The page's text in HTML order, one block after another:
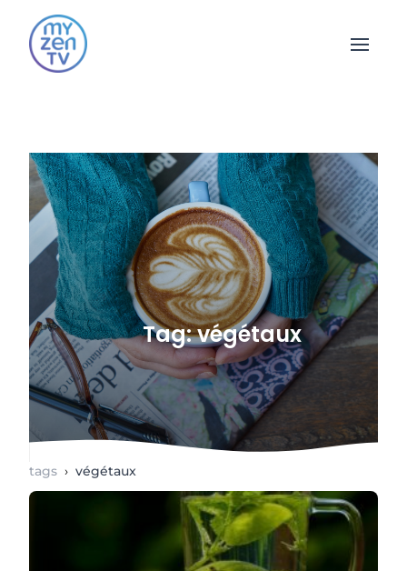
Open
Tag: végétaux
tags › végétaux